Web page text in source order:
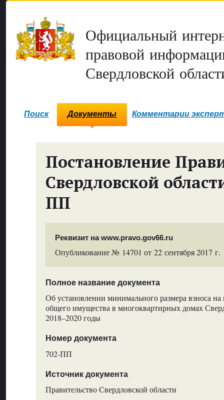
Официальный
правовой
Свердловской
Поиск Документы Комментарии
Постановление
Свердловской
ПП
Реквизит на www.pravo.gov66.ru
Опубликование № 14701 от 22 сентября 2017 г.
Полное название документа
Об установлении минимального размера взноса
общего имущества в многоквартирных домах
2018–2020 годы
Номер документа
702-ПП
Источник документа
Правительство Свердловской области